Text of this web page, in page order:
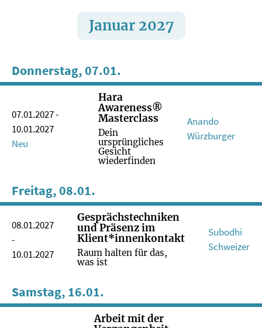
Januar 2027
Donnerstag, 07.01.
07.01.2027 -
10.01.2027
Neu
Hara
Awareness®
Masterclass
Dein
ursprüngliches
Gesicht
wiederfinden
Anando
Würzburger
Freitag, 08.01.
08.01.2027
-
10.01.2027
Gesprächstechniken
und Präsenz im
Klient*innenkontakt
Raum halten für das,
was ist
Subodhi
Schweizer
Samstag, 16.01.
Arbeit mit der